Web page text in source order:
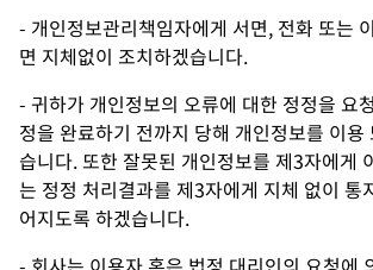
- 개인정보관리책임자에게 서면, 전화 또는
면 지체없이 조치하겠습니다.
- 귀하가 개인정보의 오류에 대한 정정을 요
정을 완료하기 전까지 당해 개인정보를 이용
습니다. 또한 잘못된 개인정보를 제3자에게
는 정정 처리결과를 제3자에게 지체 없이 통
어지도록 하겠습니다.